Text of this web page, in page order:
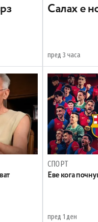
Салах е
пред 3 часа
СПОРТ
Еве кога
пред 1 ден